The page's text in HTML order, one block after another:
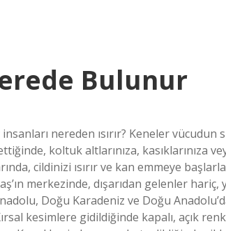
Bulunur
nereden ısırır? Keneler
koltuk altlarınıza, kasıklarınıza
cildinizi ısırır ve kan emmeye
merkezinde, dışarıdan gelenler hariç,
Doğu Karadeniz ve Doğu
kesimlere gidildiğinde kapalı, açık